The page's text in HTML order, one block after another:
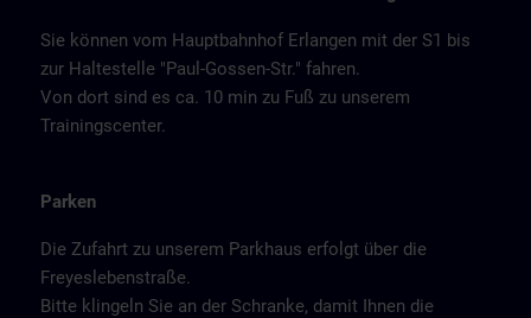
Sie können vom Hauptbahnhof Erlangen mit der S1 bis
zur Haltestelle "Paul-Gossen-Str." fahren.
Von dort sind es ca. 10 min zu Fuß zu unserem
Trainingscenter.
Parken
Die Zufahrt zu unserem Parkhaus erfolgt über die
Freyeslebenstraße.
Bitte klingeln Sie an der Schranke, damit Ihnen die